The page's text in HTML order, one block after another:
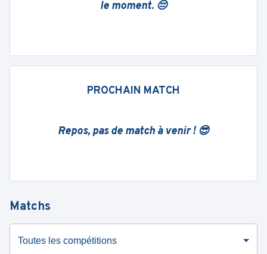
le moment. 😔
PROCHAIN MATCH
Repos, pas de match à venir ! 😎
Matchs
Toutes les compétitions